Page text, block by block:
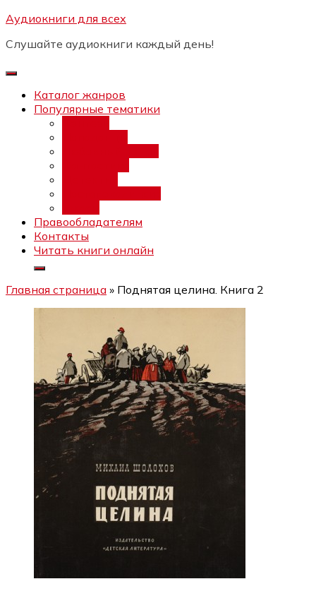
Перейти
содержимому
Аудиокниги для всех
Слушайте аудиокниги каждый день!
Каталог жанров
Популярные тематики
Правообладателям
Контакты
Читать книги онлайн
Главная страница » Поднятая целина. Книга 2
Бесплатный интенсив:
каналов"